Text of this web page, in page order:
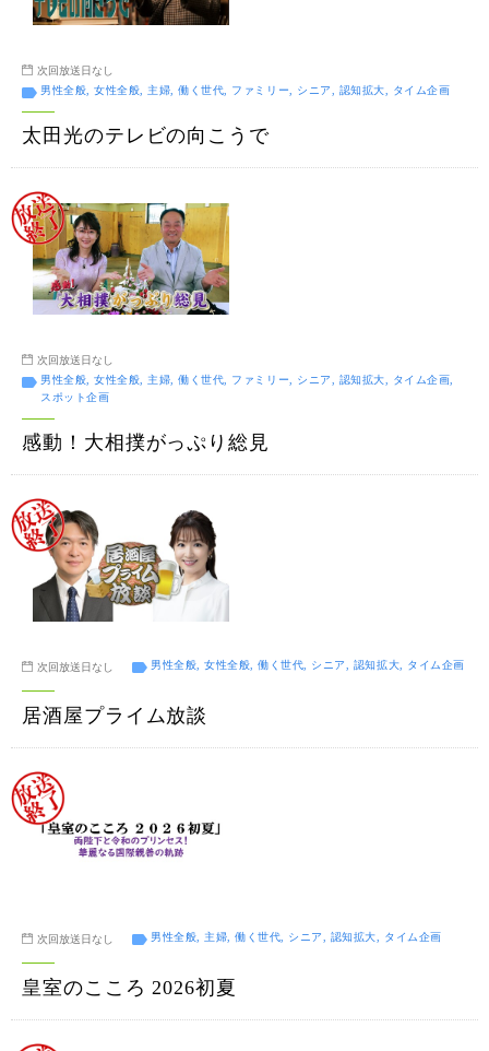
次回放送日なし
男性全般, 女性全般, 主婦, 働く世代, ファミリー, シニア, 認知拡大, タイム企画
太田光のテレビの向こうで
次回放送日なし
男性全般, 女性全般, 主婦, 働く世代, ファミリー, シニア, 認知拡大, タイム企画,
スポット企画
感動！大相撲がっぷり総見
次回放送日なし 男性全般, 女性全般, 働く世代, シニア, 認知拡大, タイム企画
居酒屋プライム放談
次回放送日なし 男性全般, 主婦, 働く世代, シニア, 認知拡大, タイム企画
皇室のこころ 2026初夏